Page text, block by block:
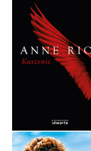
KUSZENIE
ANNE RICE
OPRAWA MIĘKKA